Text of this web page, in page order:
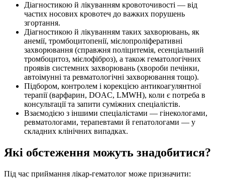
Діагностикою й лікуванням кровоточивості — від
частих носових кровотеч до важких порушень
згортання.
Діагностикою й лікуванням таких захворювань, як
анемії, тромбоцитопенії, мієлопроліферативні
захворювання (справжня поліцитемія, есенціальний
тромбоцитоз, мієлофіброз), а також гематологічних
проявів системних захворювань (хвороби печінки,
автоімунні та ревматологічні захворювання тощо).
Підбором, контролем і корекцією антикоагулянтної
терапії (варфарин, DOAC, LMWH), коли є потреба в
консультації та запити суміжних спеціалістів.
Взаємодією з іншими спеціалістами — гінекологами,
ревматологами, терапевтами й гепатологами — у
складних клінічних випадках.
Які обстеження можуть знадобитися?
Під час приймання лікар-гематолог може призначити: